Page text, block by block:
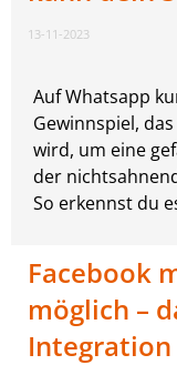
13-11-2023
Auf Whatsapp
Gewinnspiel,
wird, um eine
der
So erkennst du
Facebook
möglich –
Integration